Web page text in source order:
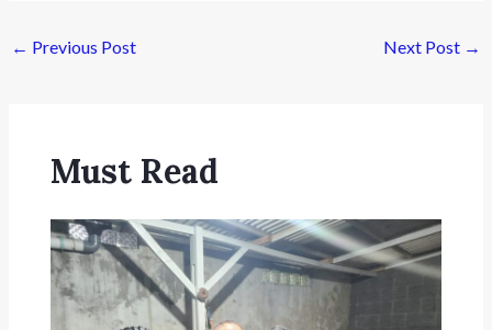
← Previous Post Next Post →
Must Read